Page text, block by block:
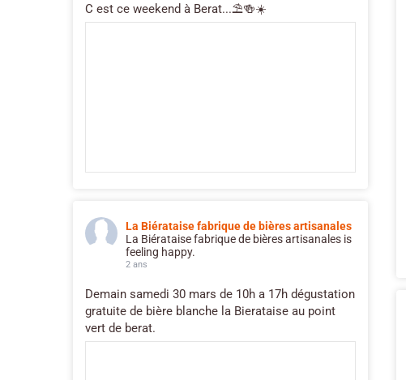
C est ce weekend à Berat...⛱️🍻☀️
La Biérataise fabrique de bières artisanales
La Biérataise fabrique de bières artisanales is
feeling happy.
2 ans
Demain samedi 30 mars de 10h a 17h dégustation
gratuite de bière blanche la Bierataise au point
vert de berat.